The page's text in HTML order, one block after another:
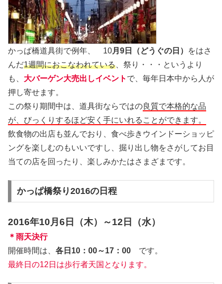
かっぱ橋道具街で例年、 10月9日（どうぐの日）
をはさ
んだ1週間におこなわれている 、祭り・・・というより
も、 大バーゲン大売出しイベント で、毎年日本中から人が
押し寄せます。
この祭り期間中は、道具街ならではの良質で本格的な品
が、びっくりするほど安く手にいれることができます。
飲食物の出店も並んでおり、食べ歩きウインドーショッピ
ングを楽しむのもいいですし、掘り出し物をさがしてお目
当ての店を回ったり、楽しみかたはさまざまです。
かっぱ橋祭り2016の日程
2016年10月6日（木）～12日（水）
＊雨天決行
開催時間は、 各日10：00～17：00 です。
最終日の12日は歩行者天国となります。